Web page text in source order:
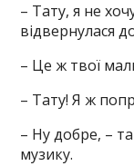
– Тату, я не
відвернулася
– Це ж твої
– Тату! Я ж
– Ну добре, –
музику.